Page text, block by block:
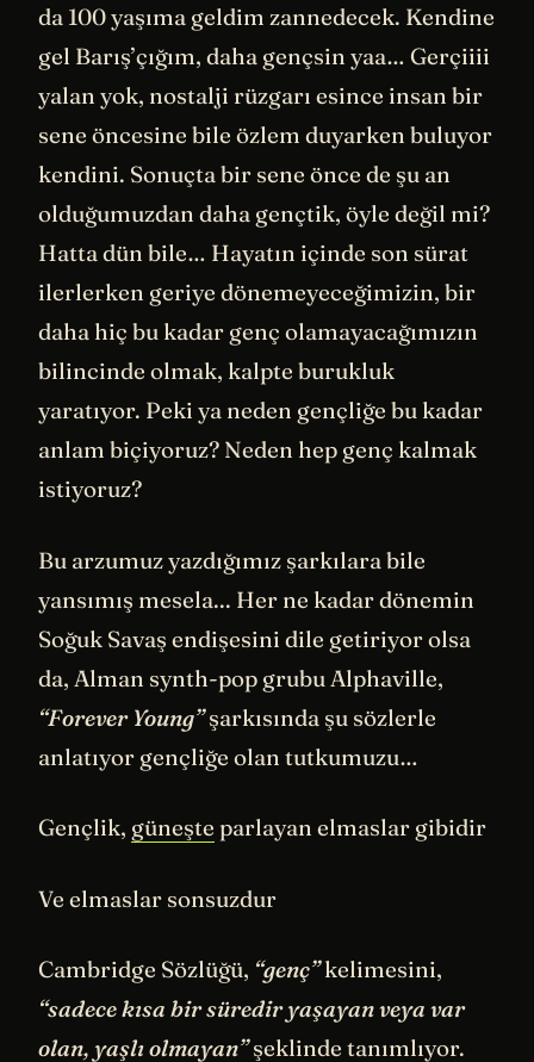
da 100 yaşıma geldim zannedecek. Kendine
gel Barış’çığım, daha gençsin yaa… Gerçiiii
yalan yok, nostalji rüzgarı esince insan bir
sene öncesine bile özlem duyarken buluyor
kendini. Sonuçta bir sene önce de şu an
olduğumuzdan daha gençtik, öyle değil mi?
Hatta dün bile… Hayatın içinde son sürat
ilerlerken geriye dönemeyeceğimizin, bir
daha hiç bu kadar genç olamayacağımızın
bilincinde olmak, kalpte burukluk
yaratıyor. Peki ya neden gençliğe bu kadar
anlam biçiyoruz? Neden hep genç kalmak
istiyoruz?
Bu arzumuz yazdığımız şarkılara bile
yansımış mesela... Her ne kadar dönemin
Soğuk Savaş endişesini dile getiriyor olsa
da, Alman synth-pop grubu Alphaville,
“Forever Young”şarkısında şu sözlerle
anlatıyor gençliğe olan tutkumuzu…
Gençlik, güneşte parlayan elmaslar gibidir
Ve elmaslar sonsuzdur
Cambridge Sözlüğü, “genç”kelimesini,
“sadece kısa bir süredir yaşayan veya var
olan, yaşlı olmayan”şeklinde tanımlıyor.